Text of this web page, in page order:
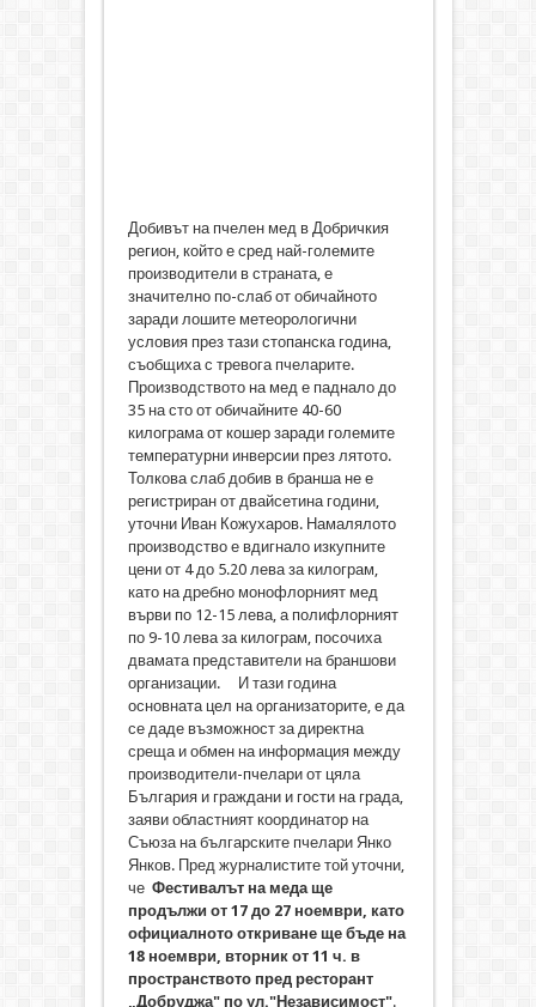
Добивът на пчелен мед в Добричкия
регион, който е сред най-големите
производители в страната, е
значително по-слаб от обичайното
заради лошите метеорологични
условия през тази стопанска година,
съобщиха с тревога пчеларите.
Производството на мед е паднало до
35 на сто от обичайните 40-60
килограма от кошер заради големите
температурни инверсии през лятото.
Толкова слаб добив в бранша не е
регистриран от двайсетина години,
уточни Иван Кожухаров. Намалялото
производство е вдигнало изкупните
цени от 4 до 5.20 лева за килограм,
като на дребно монофлорният мед
върви по 12-15 лева, а полифлорният
по 9-10 лева за килограм, посочиха
двамата представители на браншови
организации. И тази година
основната цел на организаторите, е да
се даде възможност за директна
среща и обмен на информация между
производители-пчелари от цяла
България и граждани и гости на града,
заяви областният координатор на
Съюза на българските пчелари Янко
Янков. Пред журналистите той уточни,
че Фестивалът на меда ще
продължи от 17 до 27 ноември, като
официалното откриване ще бъде на
18 ноември, вторник от 11 ч. в
пространството пред ресторант
„Добруджа" по ул."Независимост".